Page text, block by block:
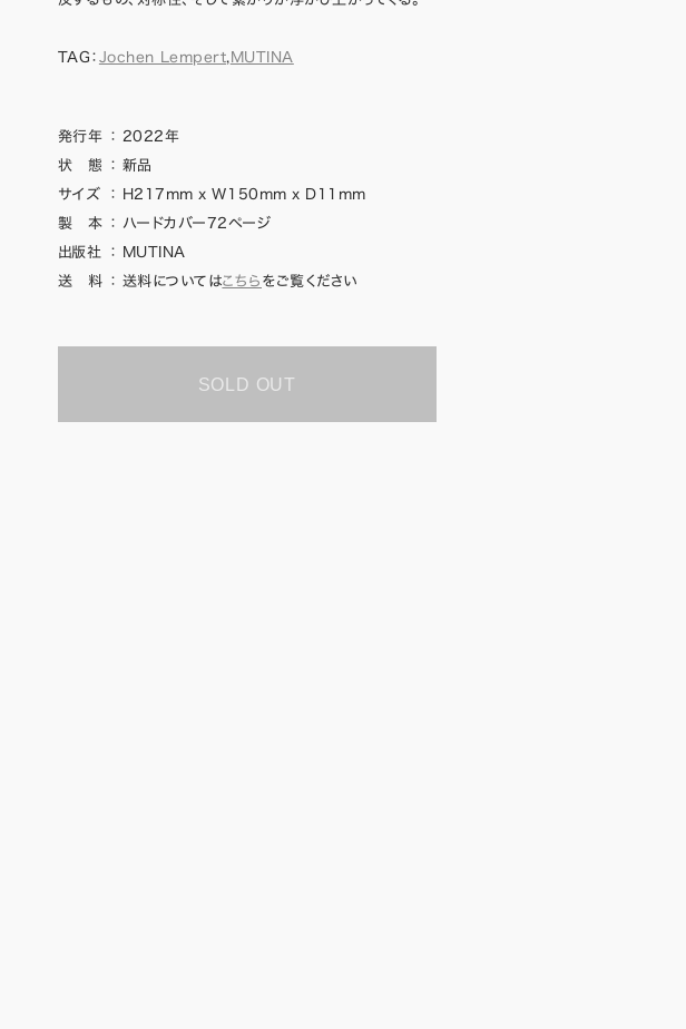
TAG： Jochen Lempert, MUTINA
発行年 ：
2022年
状 態
： 新品
サイズ
：
H217mm x W150mm x D11mm
製 本
：
ハードカバー72ページ
出版社
：
MUTINA
送 料
： 送料についてはこちら をご覧ください
SOLD OUT